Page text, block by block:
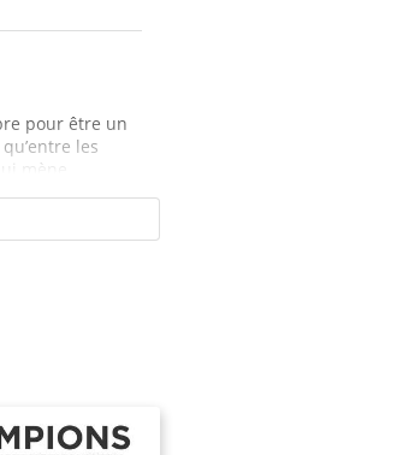
pour être un
les
mène...